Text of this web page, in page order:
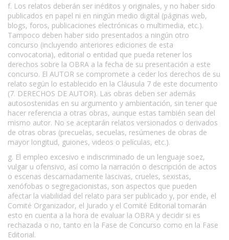
f. Los relatos deberán ser inéditos y originales, y no haber sido
publicados en papel ni en ningún medio digital (páginas web,
blogs, foros, publicaciones electrónicas o multimedia, etc.).
Tampoco deben haber sido presentados a ningún otro
concurso (incluyendo anteriores ediciones de esta
convocatoria), editorial o entidad que pueda retener los
derechos sobre la OBRA a la fecha de su presentación a este
concurso. El AUTOR se compromete a ceder los derechos de su
relato según lo establecido en la Cláusula 7 de este documento
(7. DERECHOS DE AUTOR). Las obras deben ser además
autosostenidas en su argumento y ambientación, sin tener que
hacer referencia a otras obras, aunque estas también sean del
mismo autor. No se aceptarán relatos versionados o derivados
de otras obras (precuelas, secuelas, resúmenes de obras de
mayor longitud, guiones, videos o películas, etc.).
g. El empleo excesivo e indiscriminado de un lenguaje soez,
vulgar u ofensivo, así como la narración o descripción de actos
o escenas descarnadamente lascivas, crueles, sexistas,
xenófobas o segregacionistas, son aspectos que pueden
afectar la viabilidad del relato para ser publicado y, por ende, el
Comité Organizador, el Jurado y el Comité Editorial tomarán
esto en cuenta a la hora de evaluar la OBRA y decidir si es
rechazada o no, tanto en la Fase de Concurso como en la Fase
Editorial.